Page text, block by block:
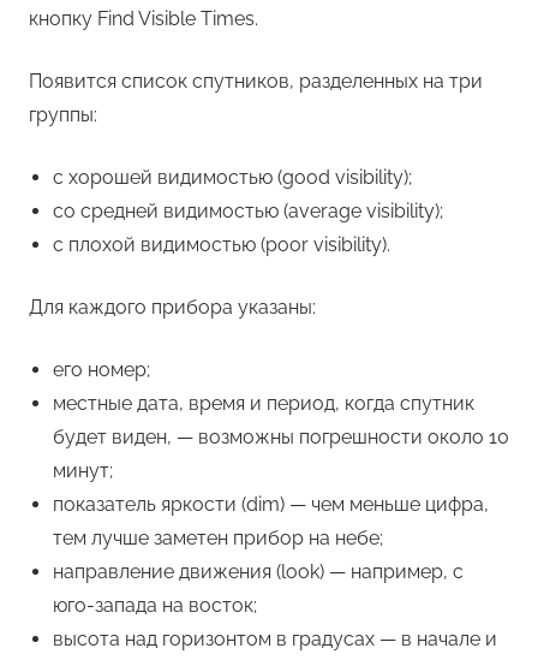
кнопку Find Visible Times.
Появится список спутников, разделенных на три
группы:
с хорошей видимостью (good visibility);
со средней видимостью (average visibility);
с плохой видимостью (poor visibility).
Для каждого прибора указаны:
его номер;
местные дата, время и период, когда спутник
будет виден, — возможны погрешности около 10
минут;
показатель яркости (dim) — чем меньше цифра,
тем лучше заметен прибор на небе;
направление движения (look) — например, с
юго-запада на восток;
высота над горизонтом в градусах — в начале и